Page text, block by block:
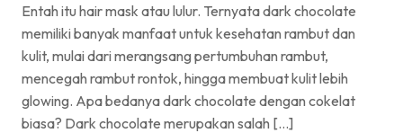
Entah itu hair mask atau lulur. Ternyata dark chocolate
memiliki banyak manfaat untuk kesehatan rambut dan
kulit, mulai dari merangsang pertumbuhan rambut,
mencegah rambut rontok, hingga membuat kulit lebih
glowing. Apa bedanya dark chocolate dengan cokelat
biasa? Dark chocolate merupakan salah […]